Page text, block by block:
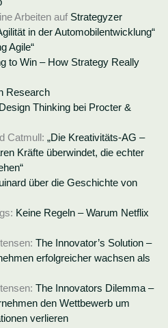
Arbeiten auf Strategyzer
in der Automobilentwicklung“
Agile“
to Win – How Strategy Really
Research
Design Thinking bei Procter &
Catmull: „Die Kreativitäts-AG –
Kräfte überwindet, die echter
über die Geschichte von
Keine Regeln – Warum Netflix
The Innovator’s Solution –
erfolgreicher wachsen als
The Innovators Dilemma –
den Wettbewerb um
verlieren